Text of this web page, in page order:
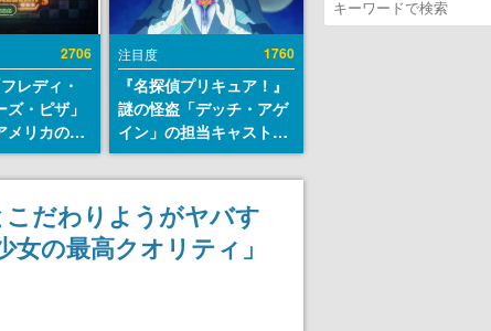
2706
レディ・
・ピザ」
メリカの商
年オープ
との共
だけでなく
ーや没入型
注目度 1760
『名探偵プリキュア！』
謎の怪盗「デッチ・アゲ
イン」の担当キャストは
天﨑滉平さんと判明。
『Re:ゼロから始める異
世界生活』オットー役、
『ヒプノシスマイク』山
田三郎役など
こだわりようがヤバす
の最高クオリティ」